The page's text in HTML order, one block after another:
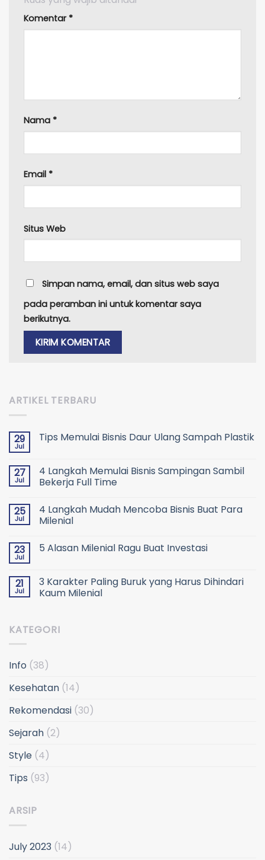
Komentar *
Nama *
Email *
Situs Web
Simpan nama, email, dan situs web saya
pada peramban ini untuk komentar saya
berikutnya.
ARTIKEL TERBARU
29
Jul
Tips Memulai Bisnis Daur Ulang Sampah Plastik
27
Jul
4 Langkah Memulai Bisnis Sampingan Sambil
Bekerja Full Time
25
Jul
4 Langkah Mudah Mencoba Bisnis Buat Para
Milenial
23
Jul
5 Alasan Milenial Ragu Buat Investasi
21
Jul
3 Karakter Paling Buruk yang Harus Dihindari
Kaum Milenial
KATEGORI
Info (38)
Kesehatan (14)
Rekomendasi (30)
Sejarah (2)
Style (4)
Tips (93)
ARSIP
July 2023 (14)